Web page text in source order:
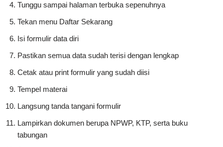
Tunggu sampai halaman terbuka sepenuhnya
Tekan menu Daftar Sekarang
Isi formulir data diri
Pastikan semua data sudah terisi dengan lengkap
Cetak atau print formulir yang sudah diisi
Tempel materai
Langsung tanda tangani formulir
Lampirkan dokumen berupa NPWP, KTP, serta buku
tabungan